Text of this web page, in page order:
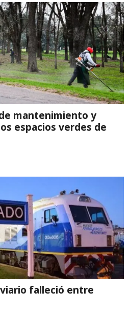
mantenimiento y
espacios verdes de
falleció entre